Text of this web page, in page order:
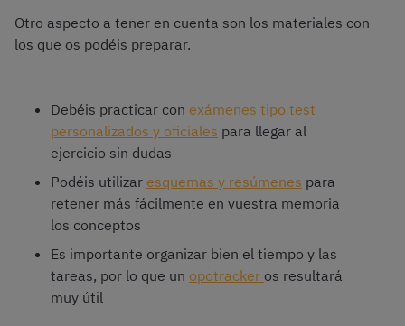
Otro aspecto a tener en cuenta son los materiales con
los que os podéis preparar.
Debéis practicar con exámenes tipo test
personalizados y oficiales para llegar al
ejercicio sin dudas
Podéis utilizar esquemas y resúmenes para
retener más fácilmente en vuestra memoria
los conceptos
Es importante organizar bien el tiempo y las
tareas, por lo que un opotracker os resultará
muy útil